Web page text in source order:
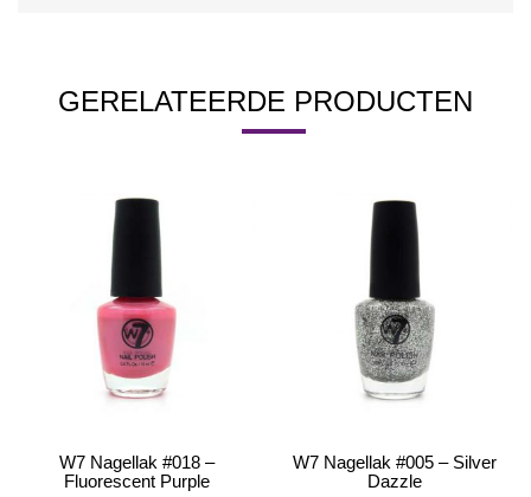
GERELATEERDE PRODUCTEN
W7 Nagellak #018 –
Fluorescent Purple
W7 Nagellak #005 – Silver
Dazzle